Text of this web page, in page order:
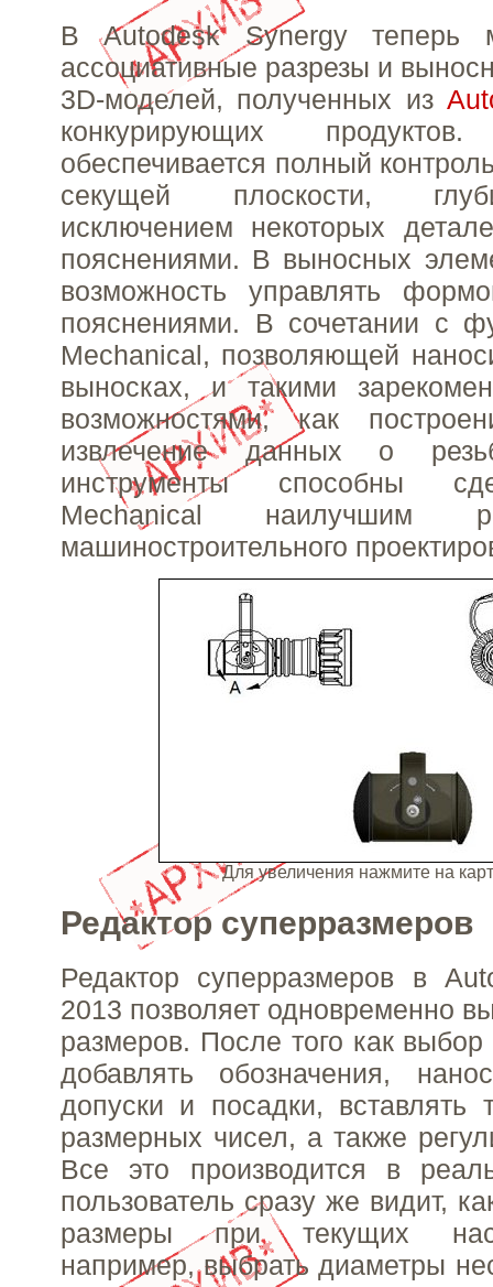
В Autodesk Synergy теперь
ассоциативные разрезы и
3D-моделей, полученных из
конкурирующих
обеспечивается полный
секущей плоскости,
исключением некоторых
пояснениями. В выносных
возможность управлять
пояснениями. В сочетании с
Mechanical, позволяющей
выносках, и такими
возможностями, как
извлечение данных о
инструменты способны
Mechanical наилучшим
машиностроительного
Для увеличения нажмите на
Редактор суперразмеров
Редактор суперразмеров в
2013 позволяет одновременно
размеров. После того как
добавлять обозначения,
допуски и посадки, вставлять
размерных чисел, а также
Все это производится в
пользователь сразу же видит,
размеры при текущих
например, выбрать диаметры